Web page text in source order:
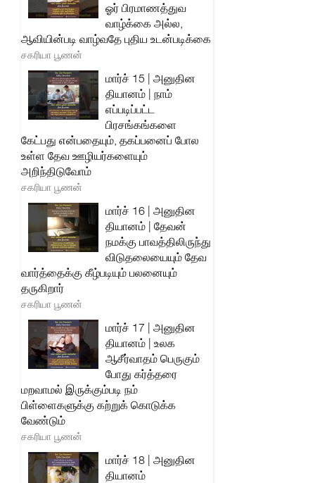
ஓர் பிரமாணத்துவ
வாழ்க்கை அல்ல,
ஆவியின்படி வாழ்வதே புதிய உடன்படிக்கை
சகரியா பூணன்
மார்ச் 15 | அனுதின
தியானம் | நாம்
எப்படிப்பட்ட
பிரசங்கங்களை
கேட்பது என்பதையும், தகப்பனைப் போல
உள்ள தேவ ஊழியர்களையும்
அறிந்திடுவோம்
சகரியா பூணன்
மார்ச் 16 | அனுதின
தியானம் | தேவன்
நமக்கு பாவத்திலிருந்து
விடுதலையையும் தேவ
வார்த்தைக்கு கீழ்படியும் பலனையும்
தருகிறார்
சகரியா பூணன்
மார்ச் 17 | அனுதின
தியானம் | உலக
ஆசீர்வாதம் பெருகும்
போது கர்த்தரை
மறவாமல் இருக்கும்படி நம்
பிள்ளைகளுக்கு கற்றுக் கொடுக்க
வேண்டும்
சகரியா பூணன்
மார்ச் 18 | அனுதின
தியானம்